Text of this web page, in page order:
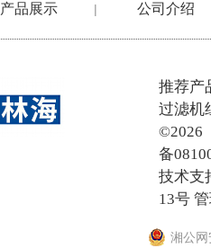
产品展示 | 公司介绍
推荐产
过滤机
©2026
备
技术支
13号
湘公